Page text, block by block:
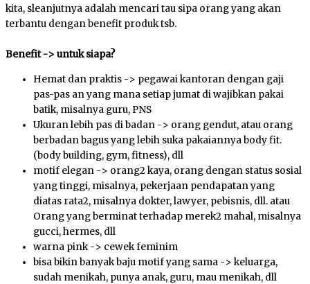
kita, sleanjutnya adalah mencari tau sipa orang yang akan
terbantu dengan benefit produk tsb.
Benefit -> untuk siapa?
Hemat dan praktis -> pegawai kantoran dengan gaji
pas-pas an yang mana setiap jumat di wajibkan pakai
batik, misalnya guru, PNS
Ukuran lebih pas di badan -> orang gendut, atau orang
berbadan bagus yang lebih suka pakaiannya body fit.
(body building, gym, fitness), dll
motif elegan -> orang2 kaya, orang dengan status sosial
yang tinggi, misalnya, pekerjaan pendapatan yang
diatas rata2, misalnya dokter, lawyer, pebisnis, dll. atau
Orang yang berminat terhadap merek2 mahal, misalnya
gucci, hermes, dll
warna pink -> cewek feminim
bisa bikin banyak baju motif yang sama -> keluarga,
sudah menikah, punya anak, guru, mau menikah, dll